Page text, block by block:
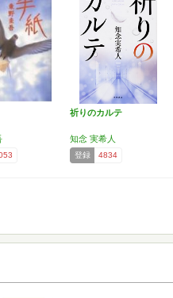
祈りのカルテ
知念 実希人
登録 4834